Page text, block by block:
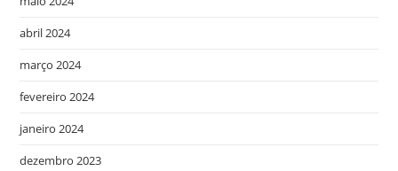
abril 2024
março 2024
fevereiro 2024
janeiro 2024
dezembro 2023